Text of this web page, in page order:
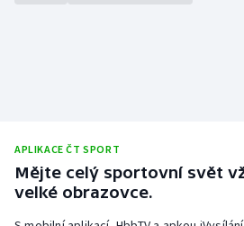
APLIKACE ČT SPORT
Mějte celý sportovní svět
velké obrazovce.